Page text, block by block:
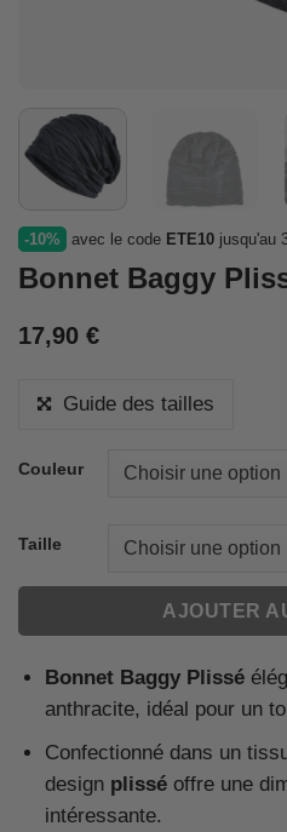
-10% avec le code ETE10 jusqu'au
Bonnet Baggy
17,90 €
Guide des tailles
Couleur
Taille
AJOUTER
Bonnet Baggy Plissé
anthracite, idéal pour un
Confectionné dans un
design plisséoffre une
intéressante.